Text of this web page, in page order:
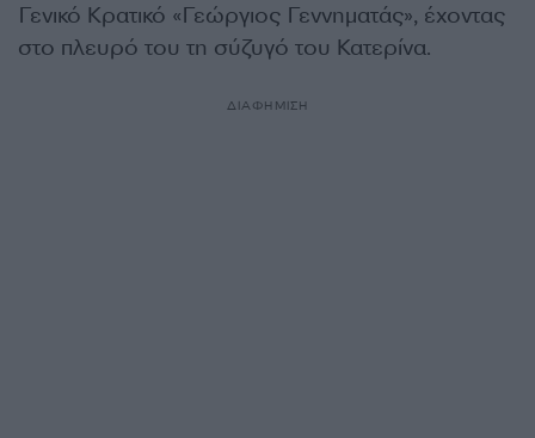
Γενικό Κρατικό «Γεώργιος Γεννηματάς», έχοντας
στο πλευρό του τη σύζυγό του Κατερίνα.
ΔΙΑΦΗΜΙΣΗ